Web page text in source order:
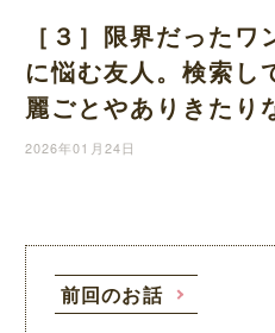
［３］限界だった
に悩む友人。検索し
麗ごとやありきたり
2026年01月24日
前回のお話